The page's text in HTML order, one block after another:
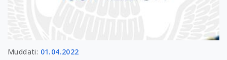
Muddati: 01.04.2022